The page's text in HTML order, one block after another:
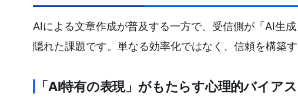
AIによる文章作成が普及する一方で、受信側が「AI生
隠れた課題です。単なる効率化ではなく、信頼を構築
「AI特有の表現」がもたらす心理的バイアス